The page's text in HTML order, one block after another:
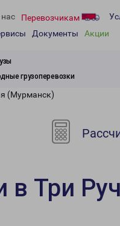
Перевозчикам
Документы Акции
грузоперевозки
(Мурманск)
в Три